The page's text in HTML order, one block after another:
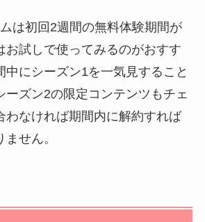
は初回2週間の無料体験期間が
お試しで使ってみるのがおすす
中にシーズン1を一気見すること
ーズン2の限定コンテンツもチェ
わなければ期間内に解約すれば
せん。